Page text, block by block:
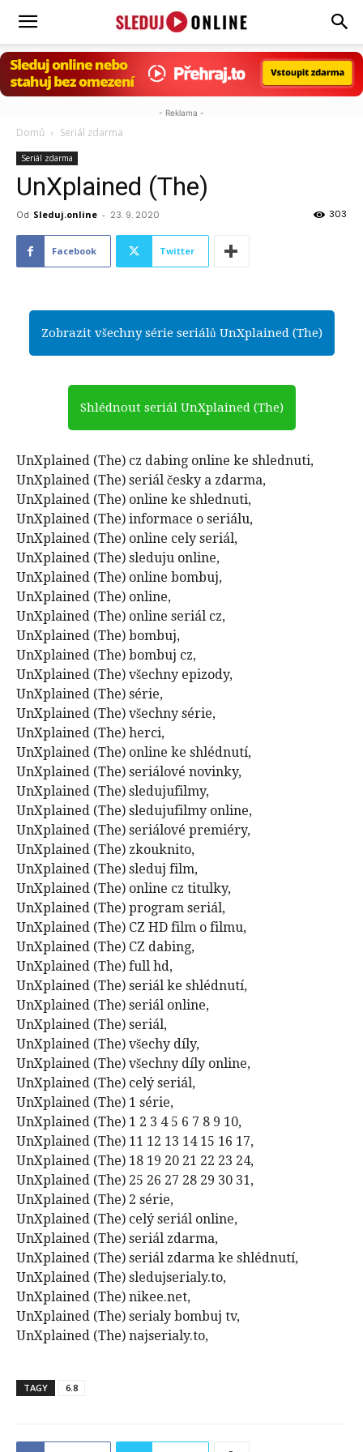
Sleduj.online
- Reklama -
Domů Seriál zdarma
Seriál zdarma
UnXplained (The)
Od Sleduj.online - 23. 9. 2020 303
Facebook Twitter
Zobrazit všechny série seriálů UnXplained (The)
Shlédnout seriál UnXplained (The)
UnXplained (The) cz dabing online ke shlednuti,
UnXplained (The) seriál česky a zdarma,
UnXplained (The) online ke shlednuti,
UnXplained (The) informace o seriálu,
UnXplained (The) online cely seriál,
UnXplained (The) sleduju online,
UnXplained (The) online bombuj,
UnXplained (The) online,
UnXplained (The) online seriál cz,
UnXplained (The) bombuj,
UnXplained (The) bombuj cz,
UnXplained (The) všechny epizody,
UnXplained (The) série,
UnXplained (The) všechny série,
UnXplained (The) herci,
UnXplained (The) online ke shlédnutí,
UnXplained (The) seriálové novinky,
UnXplained (The) sledujufilmy,
UnXplained (The) sledujufilmy online,
UnXplained (The) seriálové premiéry,
UnXplained (The) zkouknito,
UnXplained (The) sleduj film,
UnXplained (The) online cz titulky,
UnXplained (The) program seriál,
UnXplained (The) CZ HD film o filmu,
UnXplained (The) CZ dabing,
UnXplained (The) full hd,
UnXplained (The) seriál ke shlédnutí,
UnXplained (The) seriál online,
UnXplained (The) seriál,
UnXplained (The) všechy díly,
UnXplained (The) všechny díly online,
UnXplained (The) celý seriál,
UnXplained (The) 1 série,
UnXplained (The) 1 2 3 4 5 6 7 8 9 10,
UnXplained (The) 11 12 13 14 15 16 17,
UnXplained (The) 18 19 20 21 22 23 24,
UnXplained (The) 25 26 27 28 29 30 31,
UnXplained (The) 2 série,
UnXplained (The) celý seriál online,
UnXplained (The) seriál zdarma,
UnXplained (The) seriál zdarma ke shlédnutí,
UnXplained (The) sledujserialy.to,
UnXplained (The) nikee.net,
UnXplained (The) serialy bombuj tv,
UnXplained (The) najserialy.to,
TAGY 6.8